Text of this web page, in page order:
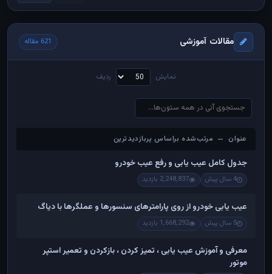
مقالات آموزشی 621 مقاله
نمایش ردیف
عنوان — مرتب‌شده براساس پربازدیدترین
عنوان — مرتب‌شده براساس پربازدیدترین
جدول کامل عیب یابی و رفع عیب خودرو
4 سال پیش 2,248,837 بازدید
عیب یابی خودرو از روی پارامترهای سنسورها و عملگرها با دیاگ
5 سال پیش 1,668,292 بازدید
معرفی و آموزش عیب یابی ، تمیز کردن ، بازکردن و تعمیر استپر
موتور